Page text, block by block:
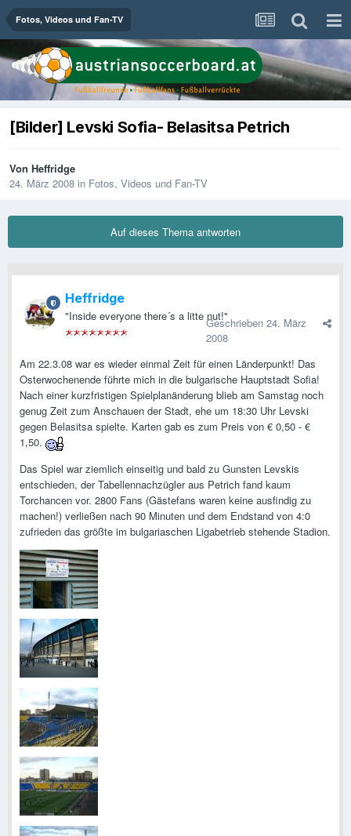
Fotos, Videos und Fan-TV
[Bilder] Levski Sofia- Belasitsa Petrich
Von Heffridge
24. März 2008 in Fotos, Videos und Fan-TV
Auf dieses Thema antworten
Heffridge
"Inside everyone there´s a litte nut!"Geschrieben 24. März
2008
Am 22.3.08 war es wieder einmal Zeit für einen Länderpunkt! Das
Osterwochenende führte mich in die bulgarische Hauptstadt Sofia!
Nach einer kurzfristigen Spielplanänderung blieb am Samstag noch
genug Zeit zum Anschauen der Stadt, ehe um 18:30 Uhr Levski
gegen Belasitsa spielte. Karten gab es zum Preis von € 0,50 - €
1,50.
Das Spiel war ziemlich einseitig und bald zu Gunsten Levskis
entschieden, der Tabellennachzügler aus Petrich fand kaum
Torchancen vor. 2800 Fans (Gästefans waren keine ausfindig zu
machen!) verließen nach 90 Minuten und dem Endstand von 4:0
zufrieden das größte im bulgariaschen Ligabetrieb stehende Stadion.